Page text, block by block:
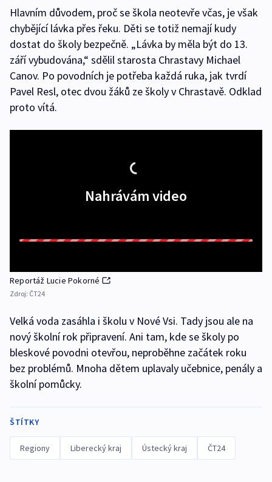
Hlavním důvodem, proč se škola neotevře včas, je však
chybějící lávka přes řeku. Děti se totiž nemají kudy
dostat do školy bezpečně. „Lávka by měla být do 13.
září vybudována,“ sdělil starosta Chrastavy Michael
Canov. Po povodních je potřeba každá ruka, jak tvrdí
Pavel Resl, otec dvou žáků ze školy v Chrastavě. Odklad
proto vítá.
Nahrávám video
Reportáž Lucie Pokorné
Zdroj: ČT24
Velká voda zasáhla i školu v Nové Vsi. Tady jsou ale na
nový školní rok připravení. Ani tam, kde se školy po
bleskové povodni otevřou, neproběhne začátek roku
bez problémů. Mnoha dětem uplavaly učebnice, penály a
školní pomůcky.
ŠTÍTKY
Regiony Liberecký kraj Ústecký kraj ČT24